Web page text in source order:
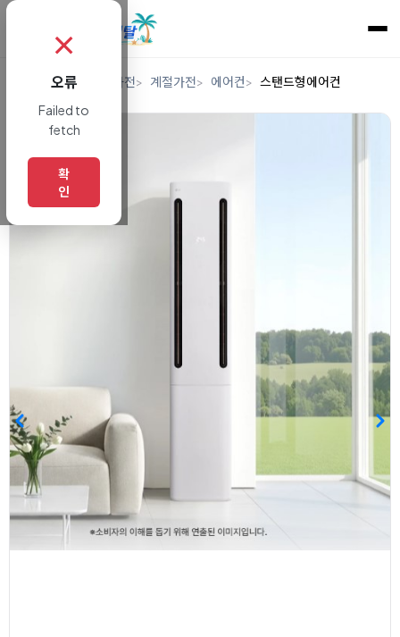
렌탈 디지털/가전 계절가전 에어컨 스탠드형에어컨
✗
오류
Failed to
fetch
확
인